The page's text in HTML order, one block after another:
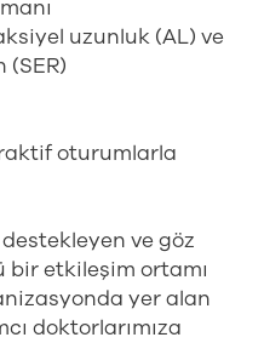
uzunluk (AL) ve
oturumlarla
ve göz
bir etkileşim ortamı
yer alan
doktorlarımıza